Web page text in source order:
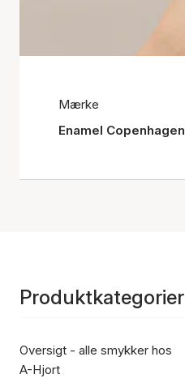
Mærke
Enamel Copenhagen
Produktkategorier
Oversigt - alle smykker hos
A-Hjort